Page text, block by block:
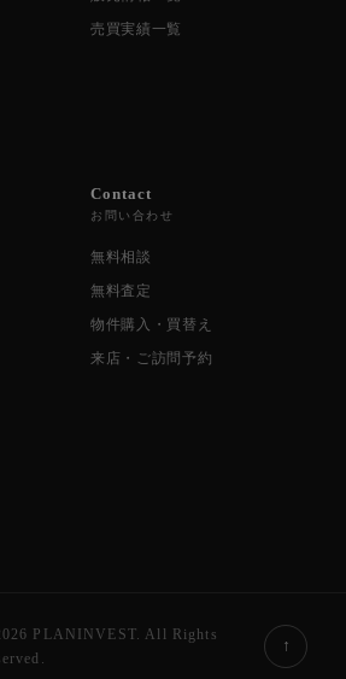
売買実績一覧
Contact
お問い合わせ
無料相談
無料査定
物件購入・買替え
来店・ご訪問予約
PLANINVEST. All Rights
↑